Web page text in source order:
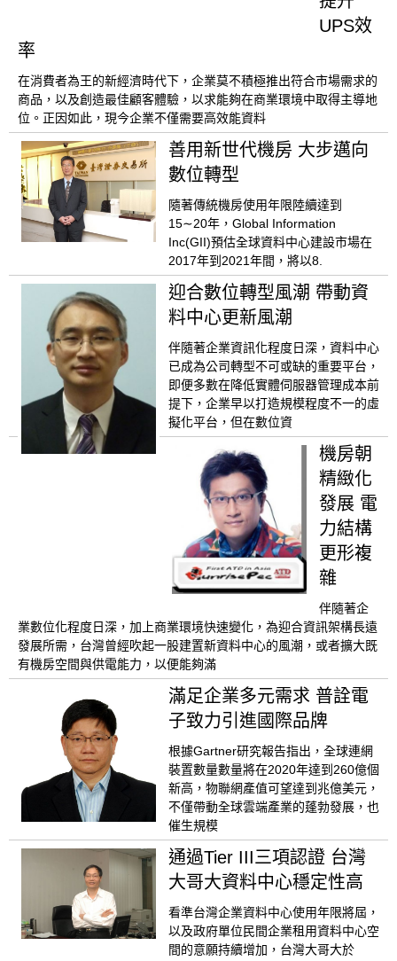
UPS效
率
在消費者為王的新經濟時代下，企業莫不積極推出符合市場需求的
商品，以及創造最佳顧客體驗，以求能夠在商業環境中取得主導地
位。正因如此，現今企業不僅需要高效能資料
善用新世代機房 大步邁向
數位轉型
隨著傳統機房使用年限陸續達到
15∼20年，Global Information
Inc(GII)預估全球資料中心建設市場在
2017年到2021年間，將以8.
迎合數位轉型風潮 帶動資
料中心更新風潮
伴隨著企業資訊化程度日深，資料中心
已成為公司轉型不可或缺的重要平台，
即便多數在降低實體伺服器管理成本前
提下，企業早以打造規模程度不一的虛
擬化平台，但在數位資
機房朝
精緻化
發展 電
力結構
更形複
雜
伴隨著企
業數位化程度日深，加上商業環境快速變化，為迎合資訊架構長遠
發展所需，台灣曾經吹起一股建置新資料中心的風潮，或者擴大既
有機房空間與供電能力，以便能夠滿
滿足企業多元需求 普詮電
子致力引進國際品牌
根據Gartner研究報告指出，全球連網
裝置數量數量將在2020年達到260億個
新高，物聯網產值可望達到兆億美元，
不僅帶動全球雲端產業的蓬勃發展，也
催生規模
通過Tier III三項認證 台灣
大哥大資料中心穩定性高
看準台灣企業資料中心使用年限將屆，
以及政府單位民間企業租用資料中心空
間的意願持續增加，台灣大哥大於